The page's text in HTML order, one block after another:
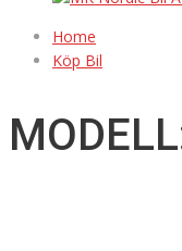
Home
Köp Bil